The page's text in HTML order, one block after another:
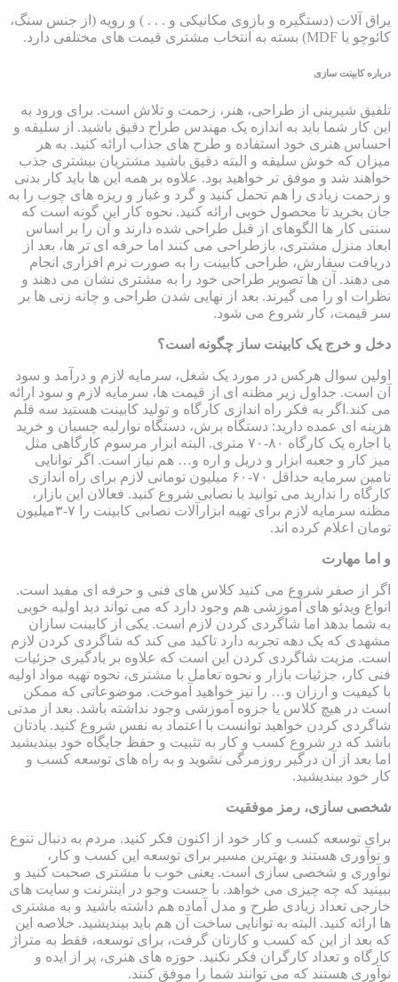
یراق آلات (دستگیره و بازوی مکانیکی و . . . ) و رویه (از جنس سنگ،
کائوچو یا MDF) بسته به انتخاب مشتری قیمت های مختلفی دارد.
درباره کابینت سازی
تلفیق شیرینی از طراحی، هنر، زحمت و تلاش است. برای ورود به
این کار شما باید به اندازه یک مهندس طراح دقیق باشید. از سلیقه و
احساس هنری خود استفاده و طرح های جذاب ارائه کنید. به هر
میزان که خوش سلیقه و البته دقیق باشید مشتریان بیشتری جذب
خواهند شد و موفق تر خواهید بود. علاوه بر همه این ها باید کار بدنی
و زحمت زیادی را هم تحمل کنید و گرد و غبار و ریزه های چوب را به
جان بخرید تا محصول خوبی ارائه کنید. نحوه کار این گونه است که
سنتی کار ها الگوهای از قبل طراحی شده دارند و آن را بر اساس
ابعاد منزل مشتری، بازطراحی می کنند اما حرفه ای تر ها، بعد از
دریافت سفارش، طراحی کابینت را به صورت نرم افزاری انجام
می دهند. آن ها تصویر طراحی خود را به مشتری نشان می دهند و
نظرات او را می گیرند. بعد از نهایی شدن طراحی و چانه زنی ها بر
سر قیمت، کار شروع می شود.
دخل و خرج یک کابینت ساز چگونه است؟
اولین سوال هرکس در مورد یک شغل، سرمایه لازم و درآمد و سود
آن است. جداول زیر مظنه ای از قیمت ها، سرمایه لازم و سود ارائه
می کند.اگر به فکر راه اندازی کارگاه و تولید کابینت هستید سه قلم
هزینه ای عمده دارید: دستگاه برش، دستگاه نوارلبه چسبان و خرید
یا اجاره یک کارگاه ۸۰-۷۰ متری. البته ابزار مرسوم کارگاهی مثل
میز کار و جعبه ابزار و دریل و اره و… هم نیاز است. اگر توانایی
تامین سرمایه حداقل ۷۰-۶۰ میلیون تومانی لازم برای راه اندازی
کارگاه را ندارید می توانید با نصابی شروع کنید. فعالان این بازار،
مظنه سرمایه لازم برای تهیه ابزارآلات نصابی کابینت را ۷-۳میلیون
تومان اعلام کرده اند.
و اما مهارت
اگر از صفر شروع می کنید کلاس های فنی و حرفه ای مفید است.
انواع ویدئو های آموزشی هم وجود دارد که می تواند دید اولیه خوبی
به شما بدهد اما شاگردی کردن لازم است. یکی از کابینت سازان
مشهدی که یک دهه تجربه دارد تاکید می کند که شاگردی کردن لازم
است. مزیت شاگردی کردن این است که علاوه بر یادگیری جزئیات
فنی کار، جزئیات بازار و نحوه تعامل با مشتری، نحوه تهیه مواد اولیه
با کیفیت و ارزان و… را نیز خواهید آموخت. موضوعاتی که ممکن
است در هیچ کلاس یا جزوه آموزشی وجود نداشته باشد. بعد از مدتی
شاگردی کردن خواهید توانست با اعتماد به نفس شروع کنید. یادتان
باشد که در شروع کسب و کار به تثبیت و حفظ جایگاه خود بیندیشید
اما بعد از آن درگیر روزمرگی نشوید و به راه های توسعه کسب و
کار خود بیندیشید.
شخصی سازی، رمز موفقیت
برای توسعه کسب و کار خود از اکنون فکر کنید. مردم به دنبال تنوع
و نوآوری هستند و بهترین مسیر برای توسعه این کسب و کار،
نوآوری و شخصی سازی است. یعنی خوب با مشتری صحبت کنید و
ببینید که چه چیزی می خواهد. با جست وجو در اینترنت و سایت های
خارجی تعداد زیادی طرح و مدل آماده هم داشته باشید و به مشتری
ها ارائه کنید. البته به توانایی ساخت آن هم باید بیندیشید. خلاصه این
که بعد از این که کسب و کارتان گرفت، برای توسعه، فقط به متراژ
کارگاه و تعداد کارگران فکر نکنید. حوزه های هنری، پر از ایده و
نوآوری هستند که می توانند شما را موفق کنند.